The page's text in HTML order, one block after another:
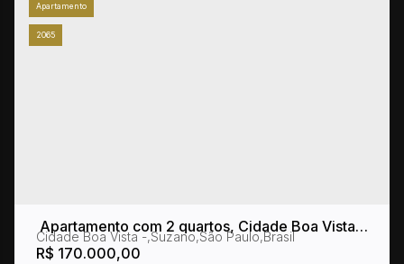
2065
Apartamento
Apartamento com 2 quartos, Cidade Boa Vista -
Suzano
R$ 170.000,00
Cidade Boa Vista ,Suzano,São Paulo,Brasil